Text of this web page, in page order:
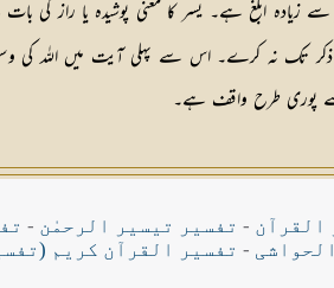
زیادہ ابلغ ہے۔ یسر کا معنی پوشیدہ یا راز
نہ کرے۔ اس سے پہلی آیت میں اللہ کی وسعت
سے پوری طرح واقف ہے۔
القرآن - تفسیر تیسیر الرحمٰن -
- تفسیر القرآن کریم